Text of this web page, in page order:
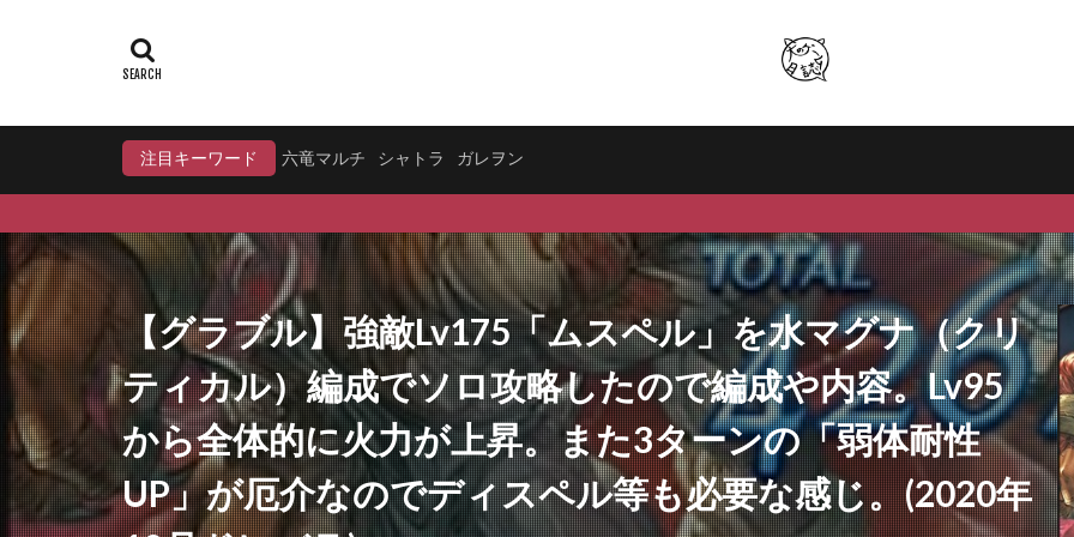
注目キーワード 六竜マルチ シャトラ ガレヲン
【グラブル】強敵Lv175「ムスペル」を水マグナ（クリ
ティカル）編成でソロ攻略したので編成や内容。Lv95
から全体的に火力が上昇。また3ターンの「弱体耐性
UP」が厄介なのでディスペル等も必要な感じ。(2020年